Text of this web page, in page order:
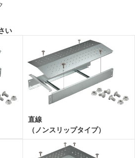
い
直線
（ノンスリップタイプ）